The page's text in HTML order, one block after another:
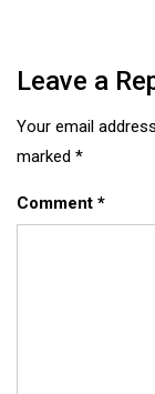
Leave a
Your email
marked *
Comment *